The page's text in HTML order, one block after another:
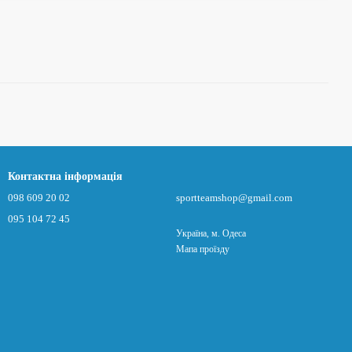
Контактна інформація
098 609 20 02
095 104 72 45
sportteamshop@gmail.com
Україна, м. Одеса
Мапа проїзду